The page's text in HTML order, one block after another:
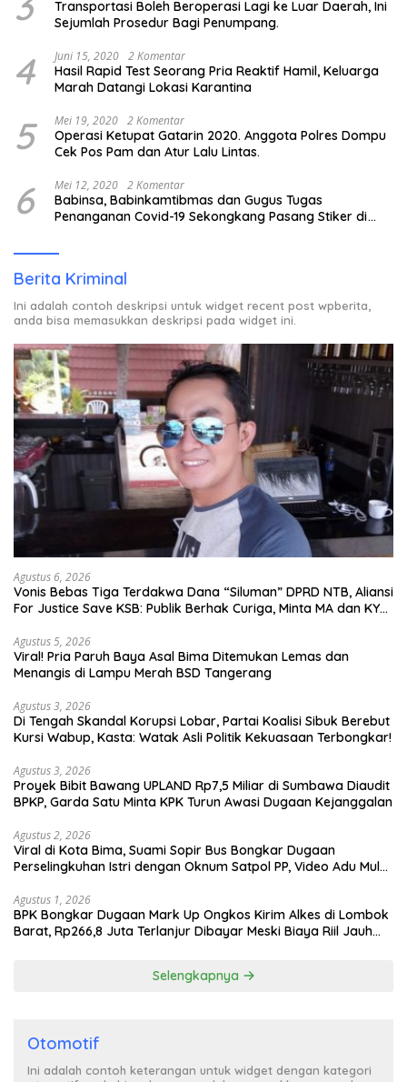
Transportasi Boleh Beroperasi Lagi ke Luar Daerah, Ini
Sejumlah Prosedur Bagi Penumpang.
4 Juni 15, 2020 2 Komentar
Hasil Rapid Test Seorang Pria Reaktif Hamil, Keluarga
Marah Datangi Lokasi Karantina
5 Mei 19, 2020 2 Komentar
Operasi Ketupat Gatarin 2020. Anggota Polres Dompu
Cek Pos Pam dan Atur Lalu Lintas.
6 Mei 12, 2020 2 Komentar
Babinsa, Babinkamtibmas dan Gugus Tugas
Penanganan Covid-19 Sekongkang Pasang Stiker di
Berita Kriminal
Ini adalah contoh deskripsi untuk widget recent post wpberita,
anda bisa memasukkan deskripsi pada widget ini.
Agustus 6, 2026
Vonis Bebas Tiga Terdakwa Dana “Siluman” DPRD NTB, Aliansi
For Justice Save KSB: Publik Berhak Curiga, Minta MA dan KY
Agustus 5, 2026
Viral! Pria Paruh Baya Asal Bima Ditemukan Lemas dan
Menangis di Lampu Merah BSD Tangerang
Agustus 3, 2026
Di Tengah Skandal Korupsi Lobar, Partai Koalisi Sibuk Berebut
Kursi Wabup, Kasta: Watak Asli Politik Kekuasaan Terbongkar!
Agustus 3, 2026
Proyek Bibit Bawang UPLAND Rp7,5 Miliar di Sumbawa Diaudit
BPKP, Garda Satu Minta KPK Turun Awasi Dugaan Kejanggalan
Agustus 2, 2026
Viral di Kota Bima, Suami Sopir Bus Bongkar Dugaan
Perselingkuhan Istri dengan Oknum Satpol PP, Video Adu Mulut
Agustus 1, 2026
BPK Bongkar Dugaan Mark Up Ongkos Kirim Alkes di Lombok
Barat, Rp266,8 Juta Terlanjur Dibayar Meski Biaya Riil Jauh
Selengkapnya
Otomotif
Ini adalah contoh keterangan untuk widget dengan kategori